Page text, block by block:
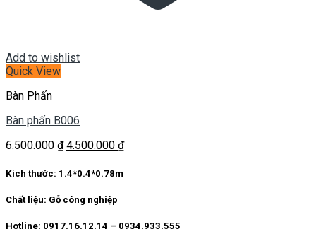
Add to wishlist
Quick View
Bàn Phấn
Bàn phấn B006
6.500.000₫ Giá
là:
4.500.000 ₫Giá
Kích thước: 1.4*0.4*0.78m
Chất liệu: Gỗ công nghiệp
Hotline: 0917.16.12.14 – 0934.933.555